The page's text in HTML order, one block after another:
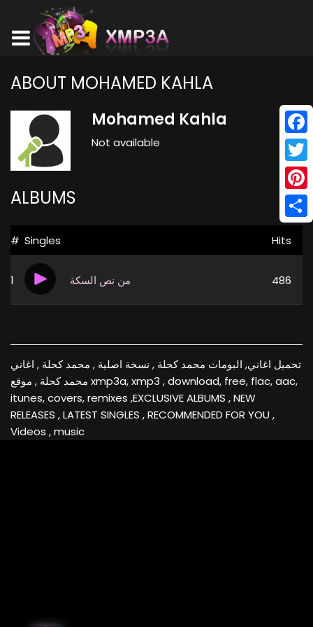
ABOUT MOHAMED KAHLA
Mohamed Kahla
Not available
ALBUMS
# Singles Hits
1 من نص السكة 486
تحميل اغاني, البومات محمد كحلة , نسخة اصلية , محمد كحلة , اغاني
محمد كحلة , موقع xmp3a, xmp3 , download, free, flac, aac,
itunes, covers, remixes ,EXCLUSIVE ALBUMS , NEW
RELEASES , LATEST SINGLES , RECOMMENDED FOR YOU ,
Videos , music